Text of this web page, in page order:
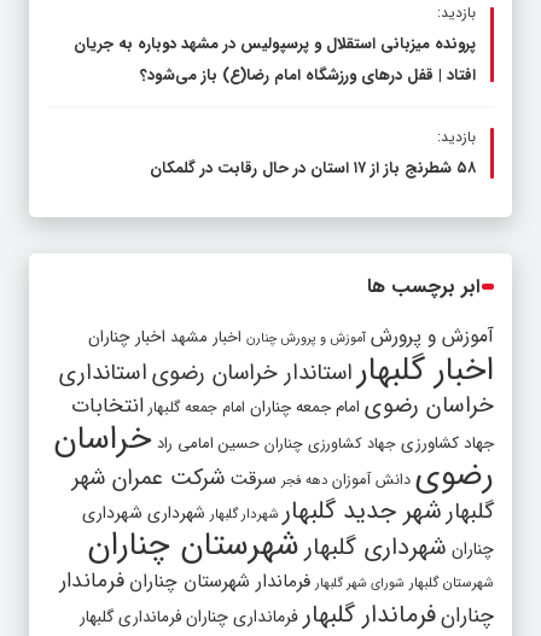
بازدید:
پرونده میزبانی استقلال و پرسپولیس در مشهد دوباره به جریان
افتاد | قفل در‌های ورزشگاه امام رضا(ع) باز می‌شود؟
بازدید:
۵۸ شطرنج‌ باز از ۱۷ استان در حال رقابت در گلمکان
ابر برچسب ها
آموزش و پرورش آموزش و پرورش چنارن اخبار مشهد اخبار چناران
اخبار گلبهار استاندار خراسان رضویاستانداری
خراسان رضوی امام جمعه چناران امام جمعه گلبهار انتخابات
جهاد کشاورزی جهاد کشاورزی چناران حسین امامی راد خراسان
رضوی دانش آموزان دهه فجر سرقت شرکت عمران شهر
گلبهارشهر جدید گلبهار شهردار گلبهار شهرداری شهرداری
چناران شهرداری گلبهار شهرستان چناران
شهرستان گلبهار شورای شهر گلبهار فرماندار شهرستان چناران فرماندار
چنارانفرماندار گلبهار فرمانداری چنارانفرمانداری گلبهار